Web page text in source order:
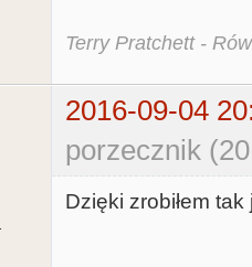
Terry Pratchett -
2016-09-04
porzecznik
Dzięki zrobiłem